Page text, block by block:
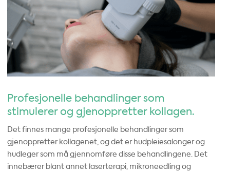
Profesjonelle behandlinger som
stimulerer og gjenoppretter kollagen.
Det finnes mange profesjonelle behandlinger som
gjenoppretter kollagenet, og det er hudpleiesalonger og
hudleger som må gjennomføre disse behandlingene. Det
innebærer blant annet laserterapi, mikroneedling og